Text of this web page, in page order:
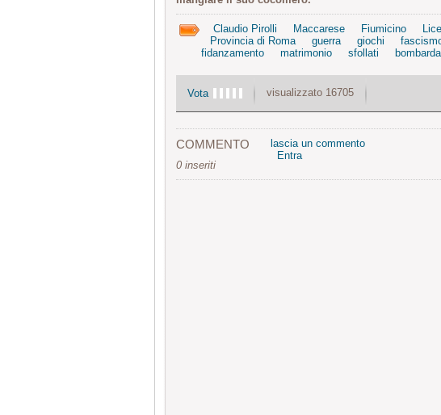
Claudio Pirolli Maccarese Fiumicino
Provincia di Roma
guerra giochi
fidanzamento
matrimonio sfollati
Vota visualizzato 16705
COMMENTO
0 inseriti
lascia un commento
Entra